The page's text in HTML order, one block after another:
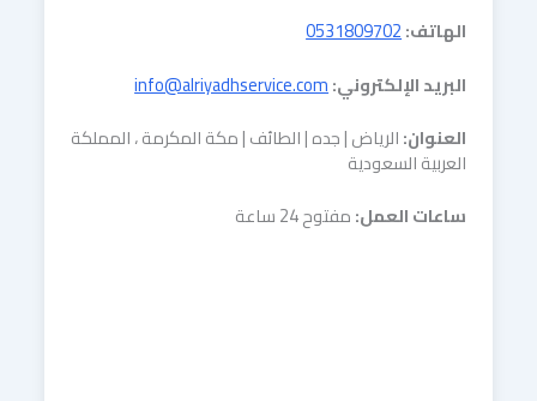
الهاتف:0531809702
البريد الإلكتروني:info@alriyadhservice.com
العنوان:الرياض | جده | الطائف | مكة المكرمة ، المملكة
العربية السعودية
ساعات العمل:مفتوح 24 ساعة